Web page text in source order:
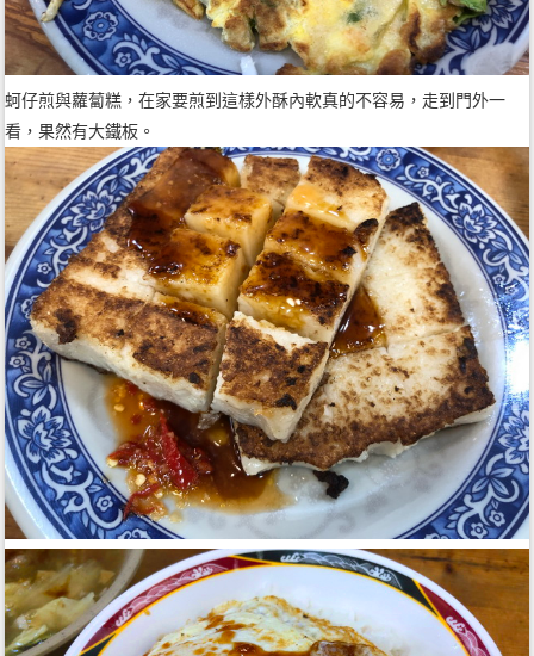
蚵仔煎與蘿蔔糕，在家要煎到這樣外酥內軟真的不容易，走到門外一
看，果然有大鐵板。